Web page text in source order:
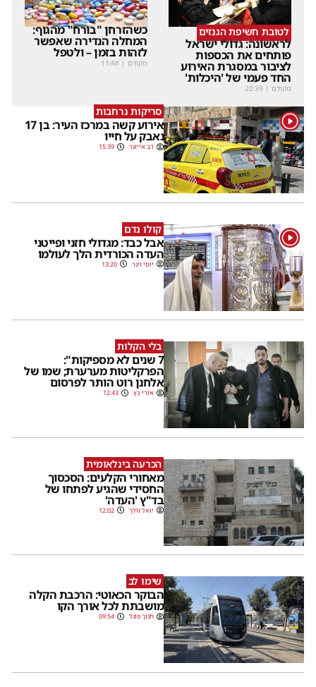
לטובת חשיפת הגנזים
לראשונה: גדולי ישראל
פותחים את הכספות
לציבור במסגרת האירוע
החד פעמי של 'היכלות'
מקודם |
20:39
כשהזרחן "בורח" מהגוף:
המחלה הנדירה שאפשר
לזהות בזמן – ולטפל
מקודם |
11:48
1 סריקות נרחבות
אירוע קשה במרכז העיר: בן 17
נאבק על חייו
דב אייזנר 15:39
1 קולו נדם
אבל כבד: מגדולי חזני ופייטני
העדה הכורדית הלך לעולמו
יוסי וינר 13:20
בלי הקלות
7 שנים לא מספיקות":
הפרקליטות מערערת; שמו של
אלחנן רוט הותר לפרסום
אורי כץ 12:43
הכרעה בינלאומית
מאחורי הקלעים: הסכסוך
החסידי שהגיע לפתחו של
בד"ץ 'העדה'
יואל וולך 12:02
שימו לב
הבוקר הכאוטי: הרכבת הקלה
מושבתת לכל אורך הקו
חנוך פוגל 09:54